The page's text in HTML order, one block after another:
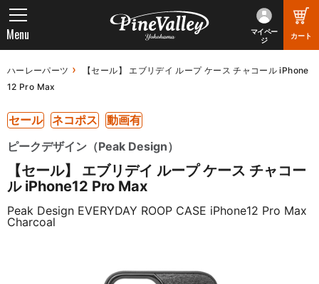
マイペー
ジ
カート
Menu
ハーレーパーツ
【セール】 エブリデイ ループ ケース チャコール iPhone
12 Pro Max
セール ネコポス
動画有
ピークデザイン（Peak Design）
【セール】 エブリデイ ループ ケース チャコー
ル iPhone12 Pro Max
Peak Design EVERYDAY ROOP CASE iPhone12 Pro Max
Charcoal